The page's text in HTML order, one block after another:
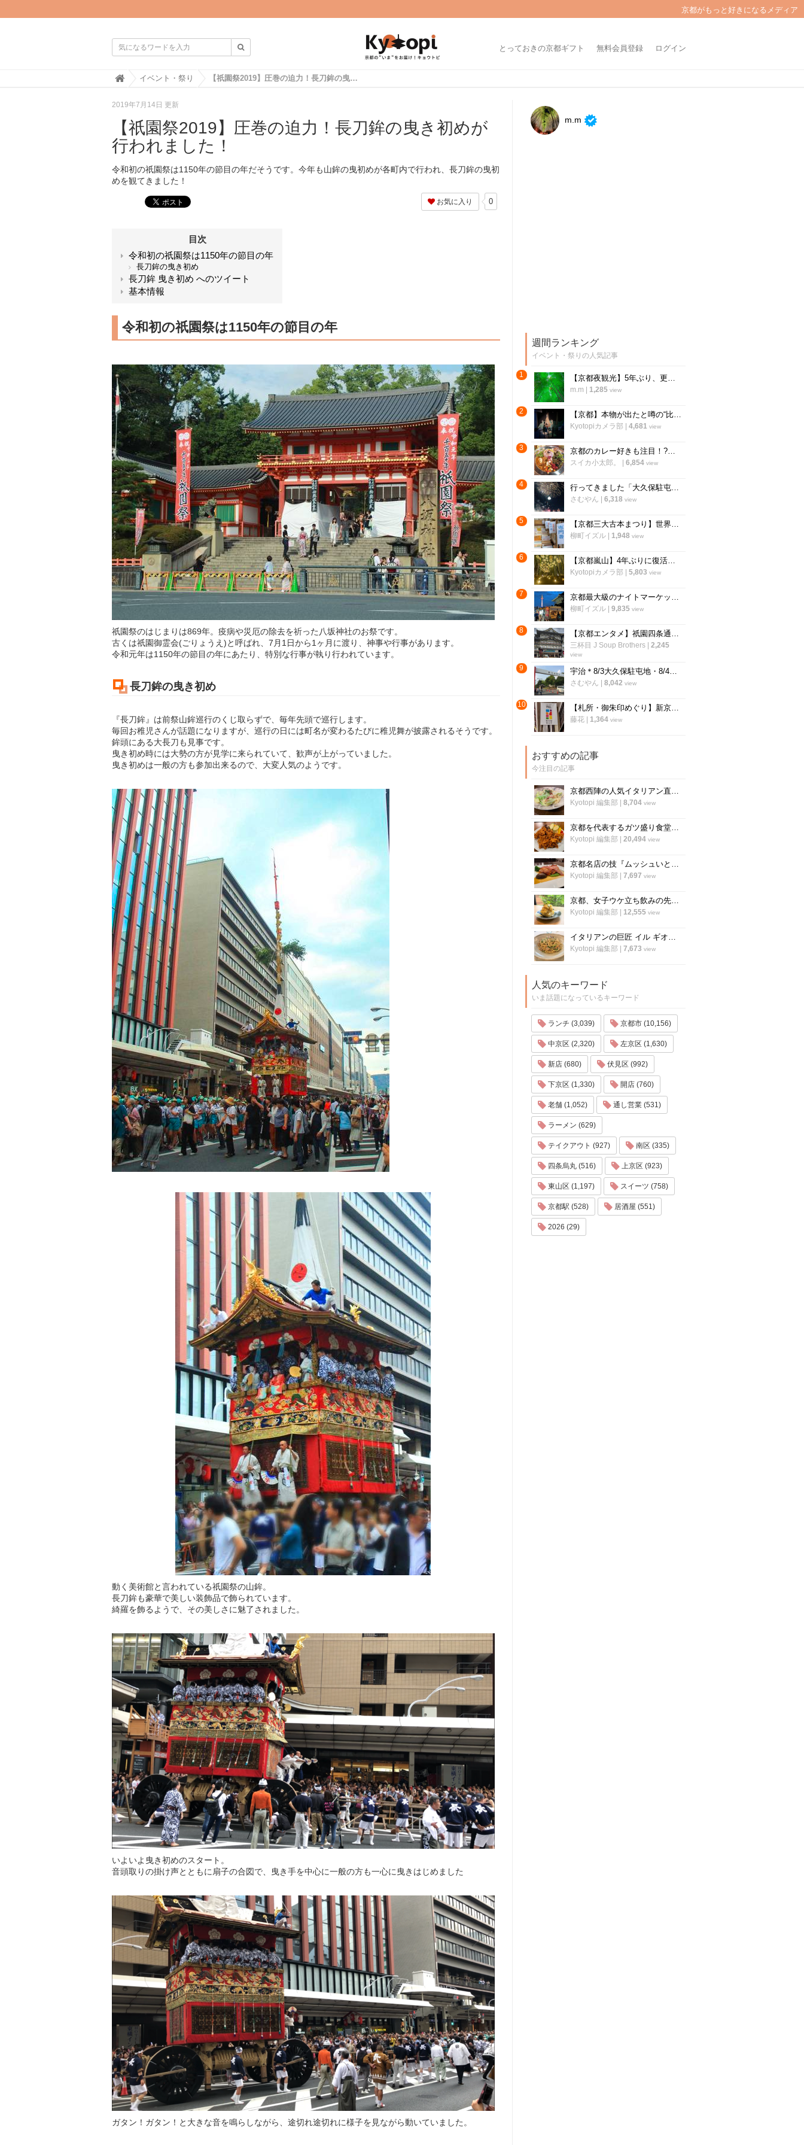
京都がもっと好きになるメディア
とっておきの京都ギフト 無料会員登録 ログイン
H
e
イベント・祭り 【祇園祭2019】圧巻の迫力！長刀鉾の曳き初めが行われました！
2019年7月14日 更新
【祇園祭2019】圧巻の迫力！長刀鉾の曳き初めが
行われました！
令和初の祇園祭は1150年の節目の年だそうです。今年も山鉾の曳初めが各町内で行われ、長刀鉾の曳初
めを観てきました！
お気に入り 0
目次
令和初の祇園祭は1150年の節目の年
長刀鉾の曳き初め
長刀鉾 曳き初め へのツイート
基本情報
令和初の祇園祭は1150年の節目の年
祇園祭のはじまりは869年。疫病や災厄の除去を祈った八坂神社のお祭です。
古くは祇園御霊会(ごりょうえ)と呼ばれ、7月1日から1ヶ月に渡り、神事や行事があります。
令和元年は1150年の節目の年にあたり、特別な行事が執り行われています。
長刀鉾の曳き初め
『長刀鉾』は前祭山鉾巡行のくじ取らずで、毎年先頭で巡行します。
毎回お稚児さんが話題になりますが、巡行の日には町名が変わるたびに稚児舞が披露されるそうです。
鉾頭にある大長刀も見事です。
曳き初め時には大勢の方が見学に来られていて、歓声が上がっていました。
曳き初めは一般の方も参加出来るので、大変人気のようです。
動く美術館と言われている祇園祭の山鉾。
長刀鉾も豪華で美しい装飾品で飾られています。
綺羅を飾るようで、その美しさに魅了されました。
いよいよ曳き初めのスタート。
音頭取りの掛け声とともに扇子の合図で、曳き手を中心に一般の方も一心に曳きはじめました
ガタン！ガタン！と大きな音を鳴らしながら、途切れ途切れに様子を見ながら動いていました。
m.m
週間ランキング
イベント・祭りの人気記事
1 【京都夜観光】5年ぶり、更に進化を遂げて復活 幻想的な癒しのライトアップ「東山観月路」
m.m 1,285 view
2 【京都】本物が出たと噂の“比叡山お化け屋敷”が26年ぶりに復活！あの恐怖体験が蘇る
Kyotopiカメラ部 4,681 view
3 京都のカレー好きも注目！?大丸京都店裏の個性派スパイスカレー店「シチサンカレー」
スイカ小太郎。 6,854 view
4 行ってきました「大久保駐屯地夏まつり」8/9は「桂駐屯地納涼夏祭り」開催【イベント】
さむやん 6,318 view
5 【京都三大古本まつり】世界遺産・下鴨神社の糺の森で毎年恒例「下鴨納涼古本まつり」が開催
柳町イズル| 1,948 view
6 【京都嵐山】4年ぶりに復活！幻想的な竹林ライトアップ「嵐山月灯路」
Kyotopiカメラ部 5,803 view
7 京都最大級のナイトマーケット「京都夜市」が東本願寺前で開催
柳町イズル| 9,835 view
8 【京都エンタメ】祇園四条通り歌舞伎発祥地『京都南座』の夏以降が熱い！注目作品続々☆
三杯目 J Soup Brothers| 2,245
view
9 宇治＊8/3大久保駐屯地・8/4宇治駐屯地夏まつり開催！大久保では打ち上げ花火も【イベント】
さむやん 8,042 view
10 【札所・御朱印めぐり】新京極八社寺ならとっても気軽に回れます！
藤花| 1,364 view
おすすめの記事
今注目の記事
京都西陣の人気イタリアン直伝「アンチョビのオイルパスタ」の作り方
Kyotopi 編集部 8,704 view
京都を代表するガツ盛り食堂「ハイライト」の名物メニュー”唐揚げ”の作り方
Kyotopi 編集部 20,494 view
京都名店の技『ムッシュいとう』の総料理長直伝「チキンステーキ」の焼き方
Kyotopi 編集部 7,697 view
京都、女子ウケ立ち飲みの先駆者「すいば」の人気メニュー『ポテトサラダ』の作り方
Kyotopi 編集部 12,555 view
イタリアンの巨匠 イル ギオットーネ笹島シェフ直伝「ボンゴレビアンコ」の作り方
Kyotopi 編集部 7,673 view
人気のキーワード
いま話題になっているキーワード
ランチ (3,039) 京都市 (10,156)
中京区 (2,320) 左京区 (1,630)
新店 (680) 伏見区 (992)
下京区 (1,330) 開店 (760)
老舗 (1,052) 通し営業 (531)
ラーメン (629)
テイクアウト (927) 南区 (335)
四条烏丸 (516) 上京区 (923)
東山区 (1,197) スイーツ (758)
京都駅 (528) 居酒屋 (551)
2026 (29)